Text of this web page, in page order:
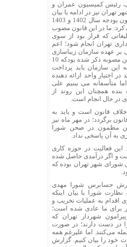
رئیس کمیسیون عمران و
نیز در ادامه با بیان
تذکری با استناد به قانون بودجه سال 1402 و 1403
کرد: ما در این قانون مصوب
که قرار بود از سوی
تهران انجام شود؛ اعم
بر عهده سازمان زیباسازی
محول شده بود و در این مصوبه ذکر شده بودکه 10
این سازمان باید پرداخت
در اختیار واحد ارائه دهنده
متأسفانه می بینیم علی
همچنان این روند از
حال انجام است.
قانون است و باید به
برگردد؛ در مهر ماه نیز
مظمون در صحن شورا
به آن پاسخی نداد.
فعالیت در حوزه کاری
و اگر درآمدی حاصل شده
شورای شهر تهران بوده که
حسابرس شورا مهدی
نظارت شورا با بیان اینکه
اقدام به عملیات تخریب و
برای ما عادی شده است؛
شهردار تهران که
در دست دارند؛ در صورت
می‌کنند. اما علیرغم همه
خود را بیان کنیم. گزارش